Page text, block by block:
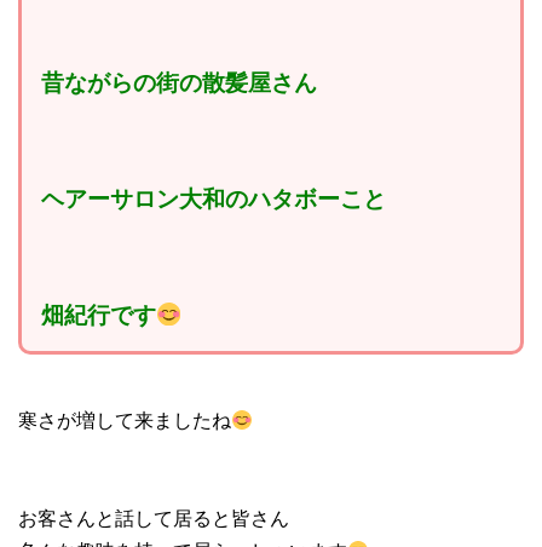
昔ながらの街の散髪屋さん
ヘアーサロン大和のハタボーこと
畑紀行です
寒さが増して来ましたね
お客さんと話して居ると皆さん